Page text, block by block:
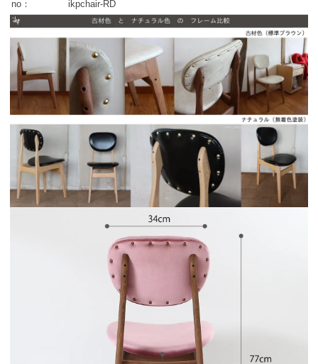
no： ikpchair-RD